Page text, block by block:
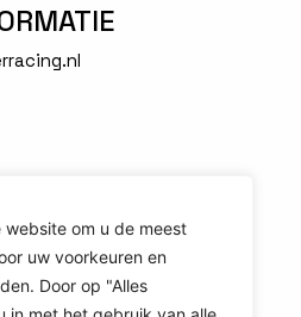
om u de meest
uw voorkeuren en
Door op "Alles